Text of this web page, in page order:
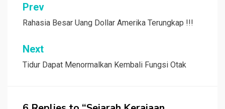
Post
navigation
Prev
Rahasia Besar Uang Dollar Amerika Terungkap !!!
Next
Tidur Dapat Menormalkan Kembali Fungsi Otak